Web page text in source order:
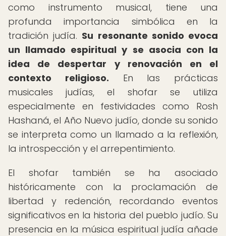
como instrumento musical, tiene una
profunda importancia simbólica en la
tradición judía. Su resonante sonido evoca
un llamado espiritual y se asocia con la
idea de despertar y renovación en el
contexto religioso. En las prácticas
musicales judías, el shofar se utiliza
especialmente en festividades como Rosh
Hashaná, el Año Nuevo judío, donde su sonido
se interpreta como un llamado a la reflexión,
la introspección y el arrepentimiento.
El shofar también se ha asociado
históricamente con la proclamación de
libertad y redención, recordando eventos
significativos en la historia del pueblo judío. Su
presencia en la música espiritual judía añade